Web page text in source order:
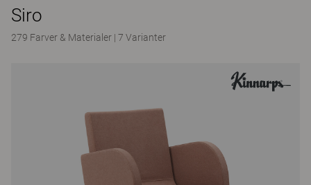
Siro
279 Farver & Materialer | 7 Varianter